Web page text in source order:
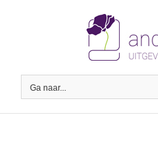
Ga naar...